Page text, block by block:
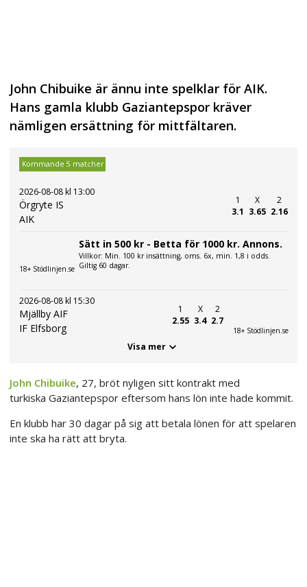
John Chibuike är ännu inte spelklar för AIK.
Hans gamla klubb Gaziantepspor kräver
nämligen ersättning för mittfältaren.
Kommande 5 matcher
2026-08-08 kl 13:00
Örgryte IS
AIK
1
3.1
X
3.65
2
2.16
18+ Stödlinjen.se
Sätt in 500 kr - Betta för 1000 kr. Annons.
Villkor: Min. 100 kr insättning, oms. 6x, min. 1,8 i odds.
Giltig 60 dagar.
2026-08-08 kl 15:30
Mjällby AIF
IF Elfsborg
1
2.55
X
3.4
2
2.7
18+ Stödlinjen.se
Visa mer
John Chibuike, 27, bröt nyligen sitt kontrakt med
turkiska Gaziantepspor eftersom hans lön inte hade kommit.
En klubb har 30 dagar på sig att betala lönen för att spelaren
inte ska ha rätt att bryta.